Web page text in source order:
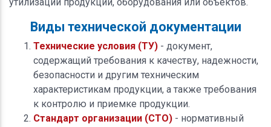
Виды технической документации
Технические условия (ТУ) - документ,
содержащий требования к качеству, надежности,
безопасности и другим техническим
характеристикам продукции, а также требования
к контролю и приемке продукции.
Стандарт организации (СТО) - нормативный